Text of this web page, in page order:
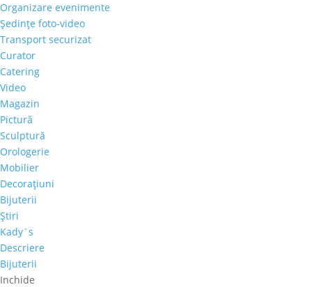
Organizare evenimente
Şedinţe foto-video
Transport securizat
Curator
Catering
Video
Magazin
Pictură
Sculptură
Orologerie
Mobilier
Decoraţiuni
Bijuterii
Ştiri
Kady`s
Descriere
Bijuterii
Inchide